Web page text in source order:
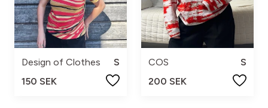
Design of Clothes
S
150 SEK
COS
S
200 SEK